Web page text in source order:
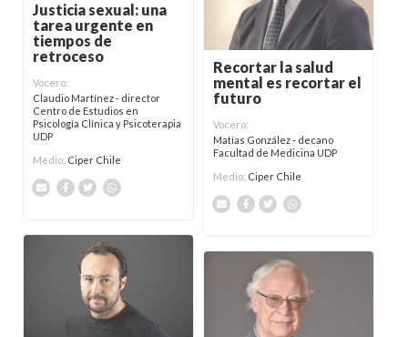
Justicia sexual: una
tarea urgente en
tiempos de
retroceso
Vocero:
Claudio Martínez - director
Centro de Estudios en
Psicología Clínica y Psicoterapia
UDP
Medio: Ciper Chile
Recortar la salud
mental es recortar el
futuro
Vocero:
Matías González - decano
Facultad de Medicina UDP
Medio: Ciper Chile